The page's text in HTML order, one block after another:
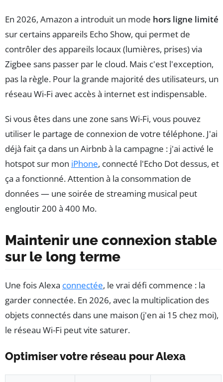
En 2026, Amazon a introduit un mode hors ligne limité
sur certains appareils Echo Show, qui permet de
contrôler des appareils locaux (lumières, prises) via
Zigbee sans passer par le cloud. Mais c'est l'exception,
pas la règle. Pour la grande majorité des utilisateurs, un
réseau Wi-Fi avec accès à internet est indispensable.
Si vous êtes dans une zone sans Wi-Fi, vous pouvez
utiliser le partage de connexion de votre téléphone. J'ai
déjà fait ça dans un Airbnb à la campagne : j'ai activé le
hotspot sur mon iPhone, connecté l'Echo Dot dessus, et
ça a fonctionné. Attention à la consommation de
données — une soirée de streaming musical peut
engloutir 200 à 400 Mo.
Maintenir une connexion stable
sur le long terme
Une fois Alexa connectée, le vrai défi commence : la
garder connectée. En 2026, avec la multiplication des
objets connectés dans une maison (j'en ai 15 chez moi),
le réseau Wi-Fi peut vite saturer.
Optimiser votre réseau pour Alexa